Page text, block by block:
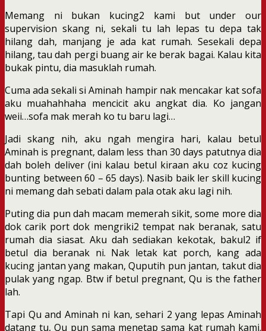
Memang ni bukan kucing2 kami but under our
supervision skang ni, sekali tu lah lepas tu depa tak
hilang dah, manjang je ada kat rumah. Sesekali depa
hilang, tau dah pergi buang air ke berak bagai. Kalau kita
bukak pintu, dia masuklah rumah.
Cuma ada sekali si Aminah hampir nak mencakar kat sofa
aku muahahhaha mencicit aku angkat dia. Ko jangan
weii…sofa mak merah ko tu baru lagi…
Jadi skang nih, aku ngah mengira hari, kalau betul
Aminah is pregnant, dalam less than 30 days patutnya dia
dah boleh deliver (ini kalau betul kiraan aku coz kucing
bunting between 60 – 65 days). Nasib baik ler skill kucing
ni memang dah sebati dalam pala otak aku lagi nih.
Puting dia pun dah macam memerah sikit, some more dia
dok carik port dok mengriki2 tempat nak beranak, satu
rumah dia siasat. Aku dah sediakan kekotak, bakul2 if
betul dia beranak ni. Nak letak kat porch, kang ada
kucing jantan yang makan, Quputih pun jantan, takut dia
pulak yang ngap. Btw if betul pregnant, Qu is the father
lah.
Tapi Qu and Aminah ni kan, sehari 2 yang lepas Aminah
datang tu, Qu pun sama menetap sama kat rumah kami.